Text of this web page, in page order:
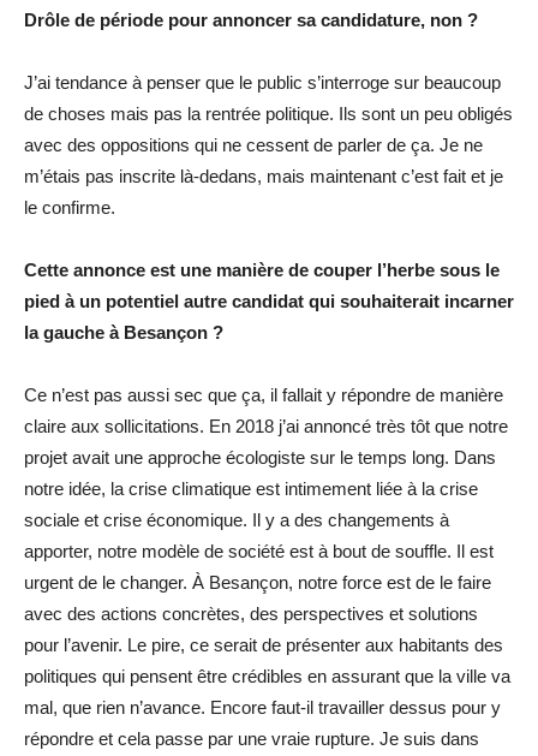
Drôle de période pour annoncer sa candidature, non ?
J’ai tendance à penser que le public s’interroge sur beaucoup
de choses mais pas la rentrée politique. Ils sont un peu obligés
avec des oppositions qui ne cessent de parler de ça. Je ne
m’étais pas inscrite là-dedans, mais maintenant c’est fait et je
le confirme.
Cette annonce est une manière de couper l’herbe sous le
pied à un potentiel autre candidat qui souhaiterait incarner
la gauche à Besançon ?
Ce n’est pas aussi sec que ça, il fallait y répondre de manière
claire aux sollicitations. En 2018 j’ai annoncé très tôt que notre
projet avait une approche écologiste sur le temps long. Dans
notre idée, la crise climatique est intimement liée à la crise
sociale et crise économique. Il y a des changements à
apporter, notre modèle de société est à bout de souffle. Il est
urgent de le changer. À Besançon, notre force est de le faire
avec des actions concrètes, des perspectives et solutions
pour l’avenir. Le pire, ce serait de présenter aux habitants des
politiques qui pensent être crédibles en assurant que la ville va
mal, que rien n’avance. Encore faut-il travailler dessus pour y
répondre et cela passe par une vraie rupture. Je suis dans